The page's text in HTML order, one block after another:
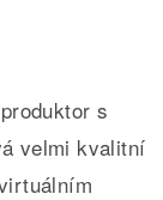
s
velmi kvalitní